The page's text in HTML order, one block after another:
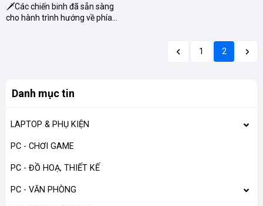
🗡️Các chiến binh đã sẵn sàng
cho hành trình hướng về phía
1 2
Danh mục tin
LAPTOP & PHỤ KIỆN
PC - CHƠI GAME
PC - ĐỒ HOẠ, THIẾT KẾ
PC - VĂN PHÒNG